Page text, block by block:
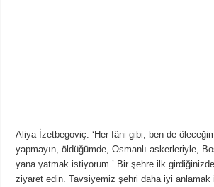
Aliya İzetbegoviç: ‘Her fâni gibi, ben de
yapmayın, öldüğümde, Osmanlı askerleriyle,
yana yatmak istiyorum.’ Bir şehre ilk
ziyaret edin. Tavsiyemiz şehri daha iyi